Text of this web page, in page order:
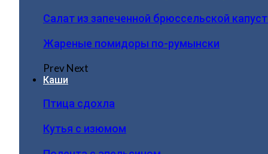
Салат из запеченной брюссельской
Жареные помидоры по-румынски
PrevNext
Каши
Птица сдохла
Кутья с изюмом